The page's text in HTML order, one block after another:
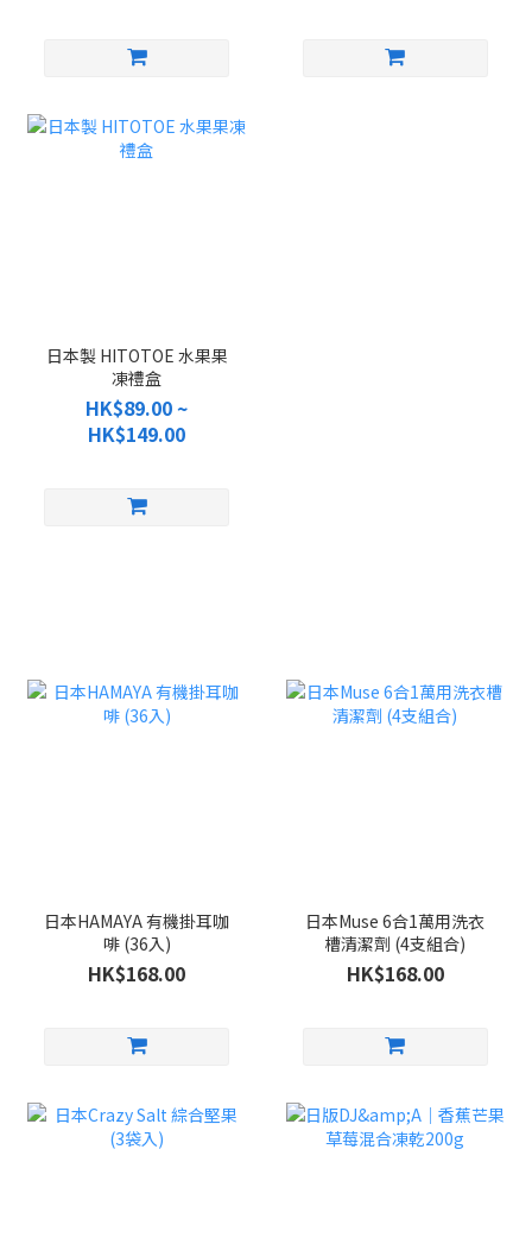
日本製 HITOTOE 水果果
凍禮盒
HK$89.00 ~
HK$149.00
日本HAMAYA 有機掛耳咖
啡 (36入)
HK$168.00
日本Muse 6合1萬用洗衣
槽清潔劑 (4支組合)
HK$168.00